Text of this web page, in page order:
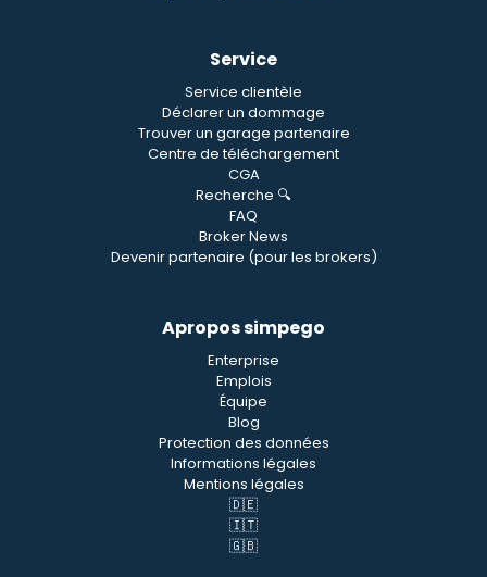
Service
Service clientèle
Déclarer un dommage
Trouver un garage partenaire
Centre de téléchargement
CGA
Recherche 🔍
FAQ
Broker News
Devenir partenaire (pour les brokers)
Apropos simpego
Enterprise
Emplois
Équipe
Blog
Protection des données
Informations légales
Mentions légales
🇩🇪
🇮🇹
🇬🇧